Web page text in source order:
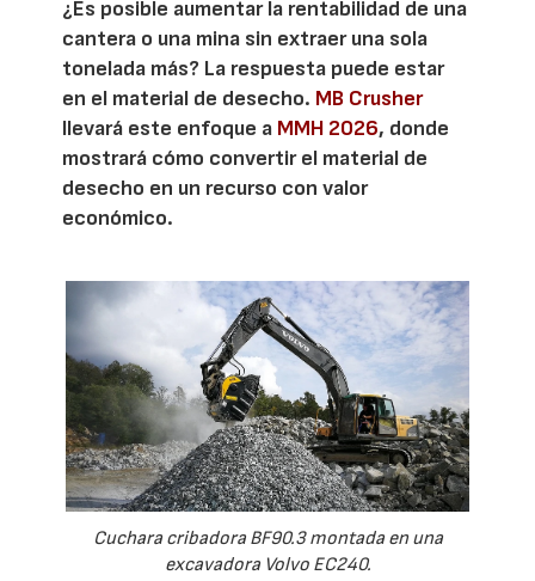
¿Es posible aumentar la rentabilidad de una
cantera o una mina sin extraer una sola
tonelada más? La respuesta puede estar
en el material de desecho. MB Crusher
llevará este enfoque a MMH 2026, donde
mostrará cómo convertir el material de
desecho en un recurso con valor
económico.
Cuchara cribadora BF90.3 montada en una
excavadora Volvo EC240.